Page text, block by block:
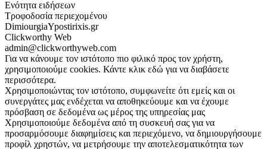
Ενότητα ειδήσεων
Τροφοδοσία περιεχομένου
DimiourgiaYpostirixis.gr
Clickworthy Web
admin@clickworthyweb.com
Για να κάνουμε τον ιστότοπο πιο φιλικό προς τον χρήστη,
χρησιμοποιούμε cookies. Κάντε κλικ εδώ για να διαβάσετε
περισσότερα.
Χρησιμοποιώντας τον ιστότοπο, συμφωνείτε ότι εμείς και οι
συνεργάτες μας ενδέχεται να αποθηκεύουμε και να έχουμε
πρόσβαση σε δεδομένα ως μέρος της υπηρεσίας μας
Χρησιμοποιούμε δεδομένα από τη συσκευή σας για να
προσαρμόσουμε διαφημίσεις και περιεχόμενο, να δημιουργήσουμε
προφίλ χρηστών, να μετρήσουμε την αποτελεσματικότητα των